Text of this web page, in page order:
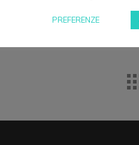
PREFERENZE